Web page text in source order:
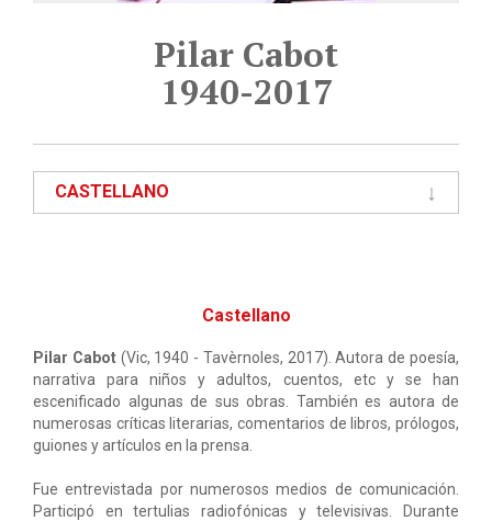
Pilar Cabot
1940-2017
CASTELLANO
Castellano
Pilar Cabot(Vic, 1940 - Tavèrnoles, 2017). Autora de poesía,
narrativa para niños y adultos, cuentos, etc y se han
escenificado algunas de sus obras. También es autora de
numerosas críticas literarias, comentarios de libros, prólogos,
guiones y artículos en la prensa.
Fue entrevistada por numerosos medios de comunicación.
Participó en tertulias radiofónicas y televisivas. Durante